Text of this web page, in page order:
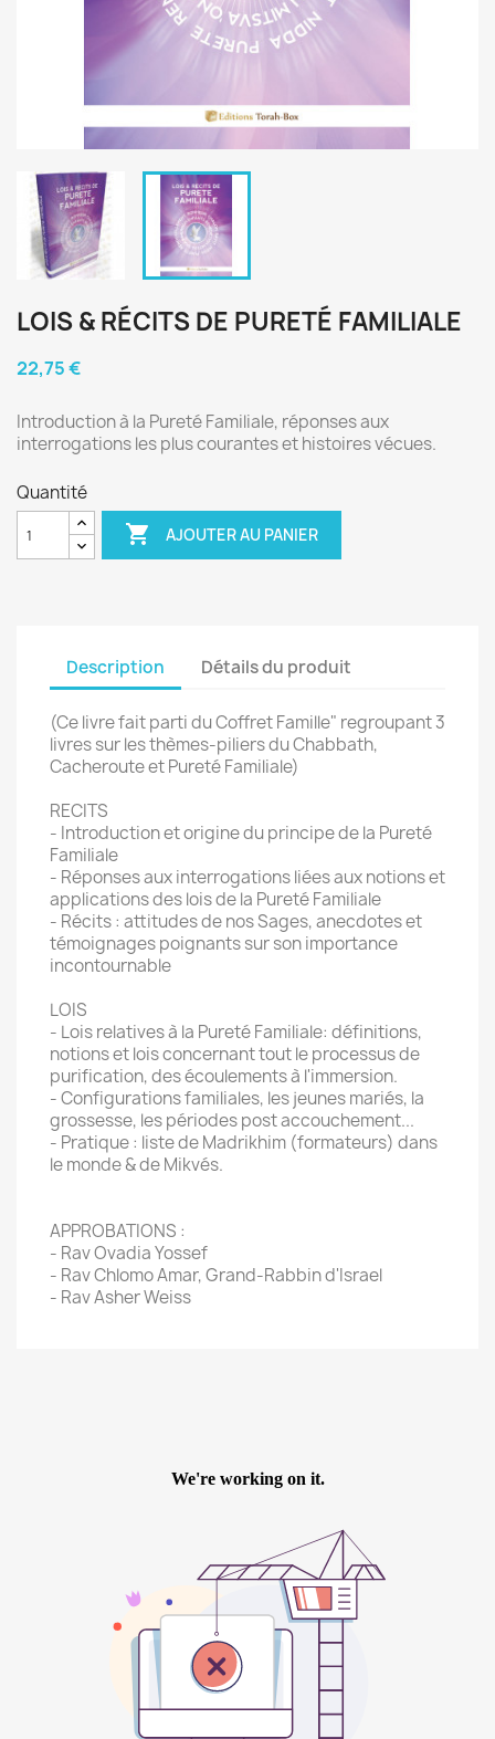
LOIS & RÉCITS DE PURETÉ FAMILIALE
22,75 €
Introduction à la Pureté Familiale, réponses aux
interrogations les plus courantes et histoires vécues.
Quantité
 AJOUTER AU PANIER
Description Détails du produit
(Ce livre fait parti du Coffret Famille" regroupant 3
livres sur les thèmes-piliers du Chabbath,
Cacheroute et Pureté Familiale)
RECITS
- Introduction et origine du principe de la Pureté
Familiale
- Réponses aux interrogations liées aux notions et
applications des lois de la Pureté Familiale
- Récits : attitudes de nos Sages, anecdotes et
témoignages poignants sur son importance
incontournable
LOIS
- Lois relatives à la Pureté Familiale: définitions,
notions et lois concernant tout le processus de
purification, des écoulements à l'immersion.
- Configurations familiales, les jeunes mariés, la
grossesse, les périodes post accouchement...
- Pratique : liste de Madrikhim (formateurs) dans
le monde & de Mikvés.
APPROBATIONS :
- Rav Ovadia Yossef
- Rav Chlomo Amar, Grand-Rabbin d'Israel
- Rav Asher Weiss